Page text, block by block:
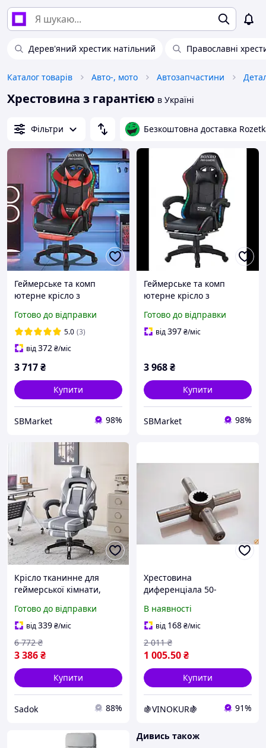
Дерев'яний хрестик натільний Православні
Каталог товарів Авто-, мото Автозапчастини
Хрестовина з гарантією в Україні
Фільтри Безкоштовна доставка
Геймерське та комп
ютерне крісло з
B-144 червоне RGB
підсвітка, масаж, пульт,
гарантія 12 місяців
Готово до відправки
5.0 (3)
від372₴/міс
3 717₴
Купити
SBMarket 98%
Геймерське та комп
ютерне крісло з
B-144 чорне RGB
підсвітка, масаж, пульт,
Готово до відправки
від397₴/міс
3 968₴
Купити
SBMarket 98%
Крісло тканинне для
геймерської кімнати,
основа з 5 спицями,
крісло ігрове для
комп'ютера з
підголівником
Готово до відправки
від339₴/міс
3 386₴
6 772 ₴
Купити
Sadok 88%
Хрестовина
диференціала 50-
заднього МТЗ-80.82
запчастина для
автомобіля з гарантією
В наявності
від 168₴/міс
1 005.50₴
2 011 ₴
Купити
🍇VINOKUR🍇 91%
Дивись також